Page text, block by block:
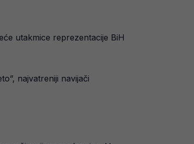
utakmice reprezentacije BiH
najvatreniji navijači